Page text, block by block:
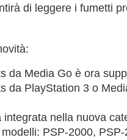
di leggere i fumetti
da Media Go è ora
da PlayStation 3 o
nella nuova
PSP-2000,